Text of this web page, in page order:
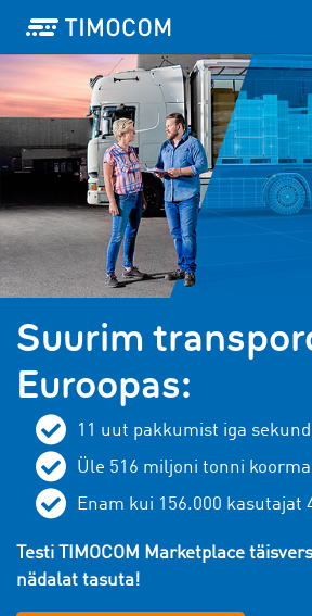
Suurim
Euroopas:
11 uut pakkumist iga
Üle 516 miljoni tonni
Enam kui 156.000 kasutajat
Testi TIMOCOM Marketplace
nädalat tasuta!